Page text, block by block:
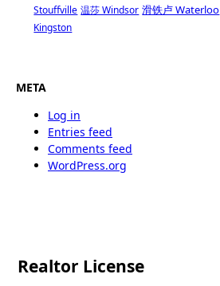
Stouffville 温莎 Windsor 滑铁卢 Waterloo
Kingston
META
Log in
Entries feed
Comments feed
WordPress.org
Realtor License